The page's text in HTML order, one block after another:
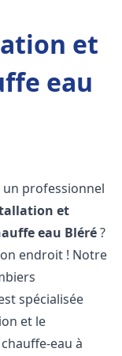
et
eau
un professionnel
et
eau Bléré?
endroit ! Notre
spécialisée
et le
eau à